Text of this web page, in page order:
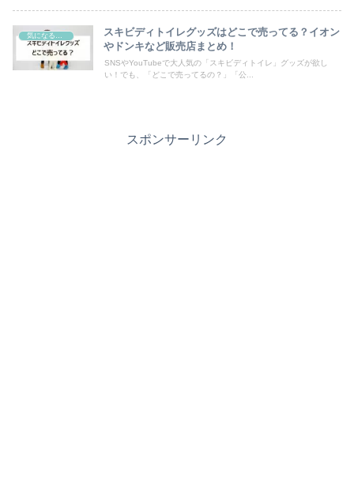
スキビディトイレグッズはどこで売ってる？イオン
やドンキなど販売店まとめ！
SNSやYouTubeで大人気の「スキビディトイレ」グッズが欲し
い！でも、「どこで売ってるの？」「公...
スポンサーリンク